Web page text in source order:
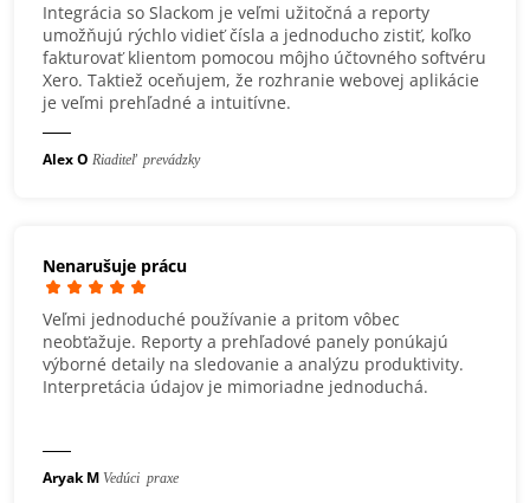
Integrácia so Slackom je veľmi užitočná a reporty
umožňujú rýchlo vidieť čísla a jednoducho zistiť, koľko
fakturovať klientom pomocou môjho účtovného softvéru
Xero. Taktiež oceňujem, že rozhranie webovej aplikácie
je veľmi prehľadné a intuitívne.
Alex O Riaditeľ prevádzky
Nenarušuje prácu
Veľmi jednoduché používanie a pritom vôbec
neobťažuje. Reporty a prehľadové panely ponúkajú
výborné detaily na sledovanie a analýzu produktivity.
Interpretácia údajov je mimoriadne jednoduchá.
Aryak M Vedúci praxe